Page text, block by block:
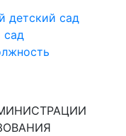
детский сад
сад